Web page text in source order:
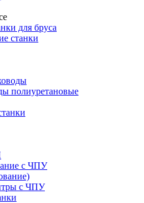
для бруса
станки
полиуретановые
с ЧПУ
с ЧПУ